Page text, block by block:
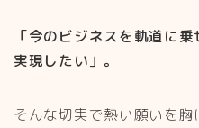
「今のビジネスを軌道に
実現したい」。
そんな切実で熱い願いを